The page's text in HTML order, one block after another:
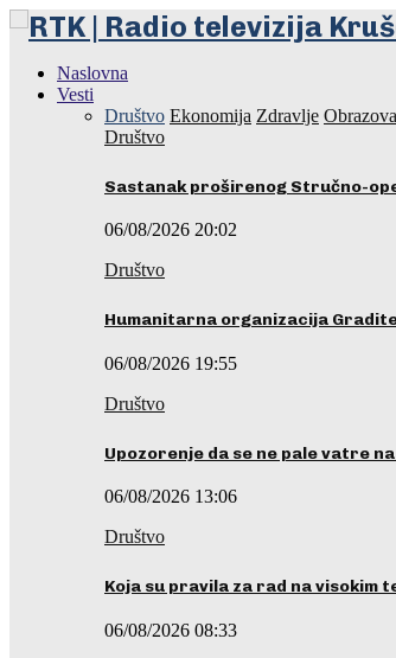
Naslovna
Vesti
Društvo Ekonomija Zdravlje
Društvo
Sastanak proširenog Stručno-
06/08/2026 20:02
Društvo
Humanitarna organizacija
06/08/2026 19:55
Društvo
Upozorenje da se ne pale vatre
06/08/2026 13:06
Društvo
Koja su pravila za rad na visokim
06/08/2026 08:33